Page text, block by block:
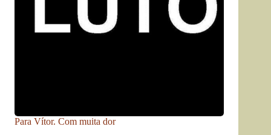
Para Vítor. Com muita dor